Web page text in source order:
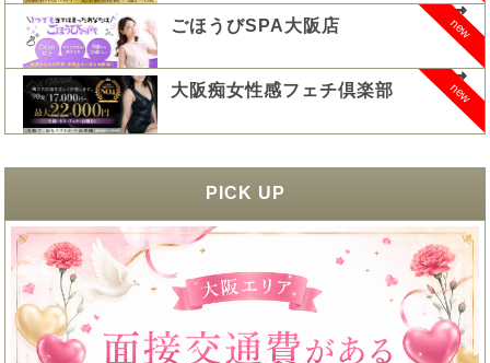
new
ごほうびSPA大阪店
new
大阪痴女性感フェチ倶楽部
PICK UP